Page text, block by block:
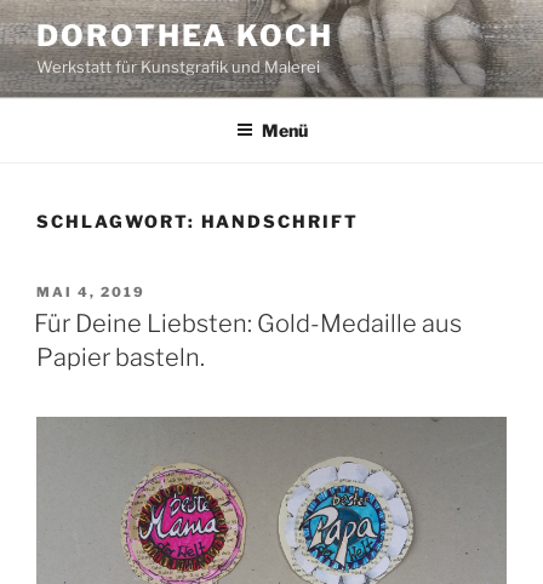
Zum
Inhalt
springen
DOROTHEA KOCH
Werkstatt für Kunstgrafik und Malerei
Menü
SCHLAGWORT: HANDSCHRIFT
VERÖFFENTLICHT
AM
MAI 4, 2019
Für Deine Liebsten: Gold-Medaille aus
Papier basteln.